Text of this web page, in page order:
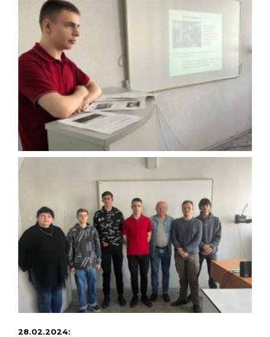
28.02.2024: